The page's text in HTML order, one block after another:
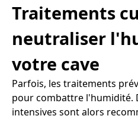
Traitements
neutraliser
votre cave
Parfois, les traitements
pour combattre l'humidité.
intensives sont alors